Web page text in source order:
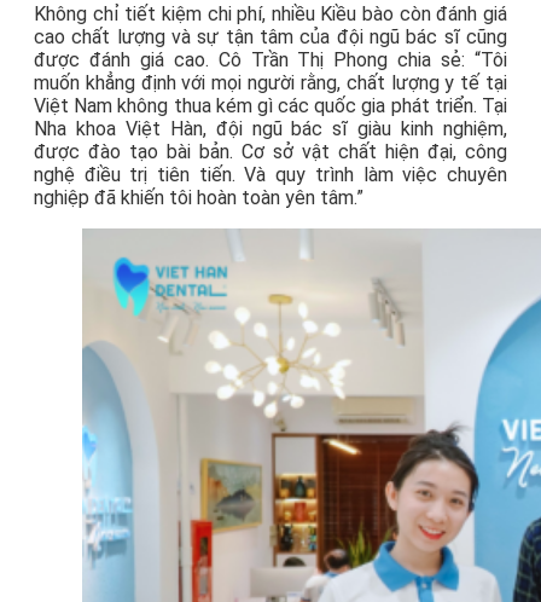
Không chỉ tiết kiệm chi phí, nhiều Kiều bào còn đánh giá
cao chất lượng và sự tận tâm của đội ngũ bác sĩ cũng
được đánh giá cao. Cô Trần Thị Phong chia sẻ: “Tôi
muốn khẳng định với mọi người rằng, chất lượng y tế tại
Việt Nam không thua kém gì các quốc gia phát triển. Tại
Nha khoa Việt Hàn, đội ngũ bác sĩ giàu kinh nghiệm,
được đào tạo bài bản. Cơ sở vật chất hiện đại, công
nghệ điều trị tiên tiến. Và quy trình làm việc chuyên
nghiệp đã khiến tôi hoàn toàn yên tâm.”